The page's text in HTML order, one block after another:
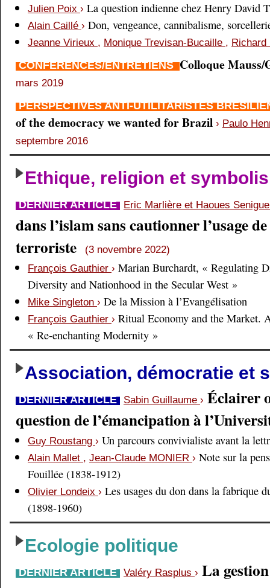
Julien Poix › La question indienne chez Henry David
Alain Caillé › Don, vengeance, cannibalisme,
Jeanne Virieux , Monique Trevisan-Bucaille ,
CONFÉRENCES/ENTRETIENS Colloque
mars 2019
PERSPECTIVES ANTI-UTILITARISTES
of the democracy we wanted for Brazil › Paulo
septembre 2016
Ethique, religion et
DERNIER ARTICLE Eric Marlière et Haoues
dans l’islam sans cautionner l’usage
terroriste
(3 novembre 2022)
François Gauthier › Marian Burchardt, « Regulating
Diversity and Nationhood in the Secular West »
Mike Singleton › De la Mission à l’Evangélisation
François Gauthier › Ritual Economy and the Market.
« Re-enchanting Modernity »
Association, démocratie et
DERNIER ARTICLE Sabin Guillaume › Éclairer
question de l’émancipation à
Guy Roustang › Un parcours convivialiste avant la
Alain Mallet , Jean-Claude MONIER › Note sur la
Fouillée (1838-1912)
Olivier Londeix › Les usages du don dans la fabrique
(1898-1960)
Ecologie politique
DERNIER ARTICLE Valéry Rasplus › La